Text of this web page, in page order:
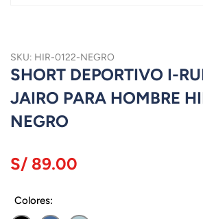
SKU: HIR-0122-NEGRO
SHORT DEPORTIVO I-
JAIRO PARA HOMBRE
NEGRO
S/ 89.00
Colores: